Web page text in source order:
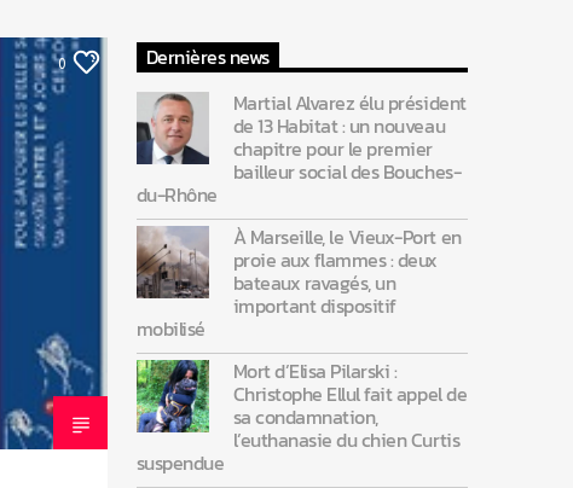
0
Dernières news
Martial Alvarez élu président
de 13 Habitat : un nouveau
chapitre pour le premier
bailleur social des Bouches-
du-Rhône
À Marseille, le Vieux-Port en
proie aux flammes : deux
bateaux ravagés, un
important dispositif
mobilisé
Mort d’Elisa Pilarski :
Christophe Ellul fait appel de
sa condamnation,
l’euthanasie du chien Curtis
suspendue